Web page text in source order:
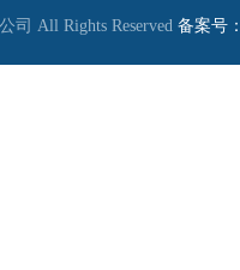
司 All Rights Reserved 备案号